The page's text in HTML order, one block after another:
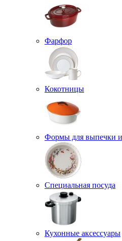
Фарфор
Кокотницы
Формы для выпечки и
Специальная посуда
Кухонные аксессуары